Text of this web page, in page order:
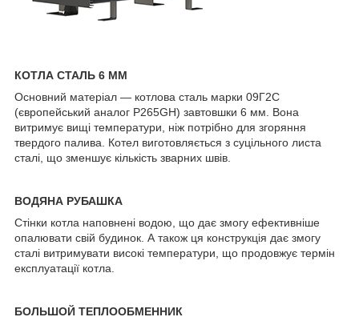
КОТЛА СТАЛЬ 6 ММ
Основний матеріал — котлова сталь марки 09Г2С
(європейський аналог P265GH) завтовшки 6 мм. Вона
витримує вищі температури, ніж потрібно для згоряння
твердого палива. Котел виготовляється з суцільного листа
сталі, що зменшує кількість зварних швів.
ВОДЯНА РУБАШКА
Стінки котла наповнені водою, що дає змогу ефективніше
опалювати свій будинок. А також ця конструкція дає змогу
сталі витримувати високі температури, що продовжує термін
експлуатації котла.
БОЛЬШОЙ ТЕПЛООБМЕННИК